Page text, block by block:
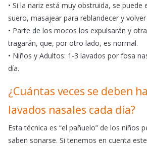
• Si la nariz está muy obstruida, se puede
suero, masajear para reblandecer y
• Parte de los mocos los expulsarán y
tragarán, que, por otro lado, es normal.
• Niños y Adultos: 1-3 lavados por fosa
día.
¿Cuántas veces se deben
lavados nasales cada día?
Esta técnica es “el pañuelo” de los niños
saben sonarse. Si tenemos en cuenta